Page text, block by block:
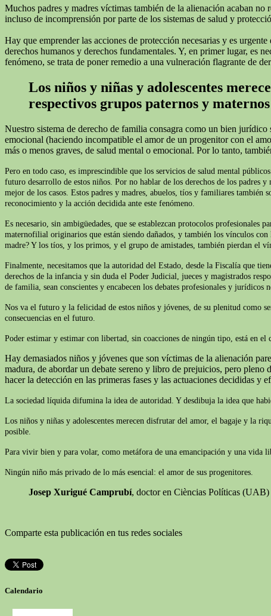
Muchos padres y madres víctimas también de la alienación acaban
incluso de incomprensión por parte de los sistemas de salud y
Hay que emprender las acciones de protección necesarias y es
derechos humanos y derechos fundamentales. Y, en primer lugar, es
fenómeno, se trata de poner remedio a una vulneración flagrante de
Los niños y niñas y adolescentes
respectivos grupos paternos y maternos
Nuestro sistema de derecho de familia consagra como un bien
emocional (haciendo incompatible el amor de un progenitor con el
más o menos graves, de salud mental o emocional. Por lo tanto,
Pero en todo caso, es imprescindible que los servicios de salud mental
futuro desarrollo de estos niños. Por no hablar de los derechos de los padres
mejor de los casos. Estos padres y madres, abuelos, tíos y familiares también
reconocimiento y la acción decidida ante este fenómeno.
Es necesario, sin ambigüedades, que se establezcan protocolos
maternofilial originarios que están siendo dañados, y también los vínculos
madre? Y los tíos, y los primos, y el grupo de amistades, también pierdan el
Finalmente, necesitamos que la autoridad del Estado, desde la Fiscalía que
derechos de la infancia y sin duda el Poder Judicial, jueces y magistrados
de familia, sean conscientes y encabecen los debates profesionales y jurídicos
Nos va el futuro y la felicidad de estos niños y jóvenes, de su plenitud como
consecuencias en el futuro.
Poder estimar y estimar con libertad, sin coacciones de ningún tipo, está en el
Hay demasiados niños y jóvenes que son víctimas de la alienación
madura, de abordar un debate sereno y libro de prejuicios, pero pleno
hacer la detección en las primeras fases y las actuaciones decididas y
La sociedad líquida difumina la idea de autoridad. Y desdibuja la idea que
Los niños y niñas y adolescentes merecen disfrutar del amor, el bagaje y la
posible.
Para vivir bien y para volar, como metáfora de una emancipación y una vida
Ningún niño más privado de lo más esencial: el amor de sus progenitores.
Josep Xurigué Camprubí, doctor en Cièncias Políticas
Comparte esta publicación en tus redes sociales
Calendario